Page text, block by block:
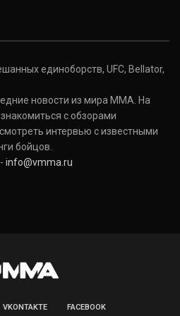
единоборств, UFC, Bellator,
новости из мира ММА. На
с обзорами
интервью с известными
бойцов.
info@vmma.ru
VKONTAKTE FACEBOOK